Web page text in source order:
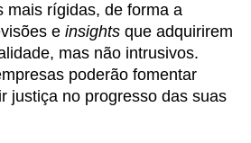
mais rígidas, de forma a
e insights que adquirirem
mas não intrusivos.
poderão fomentar
justiça no progresso das suas